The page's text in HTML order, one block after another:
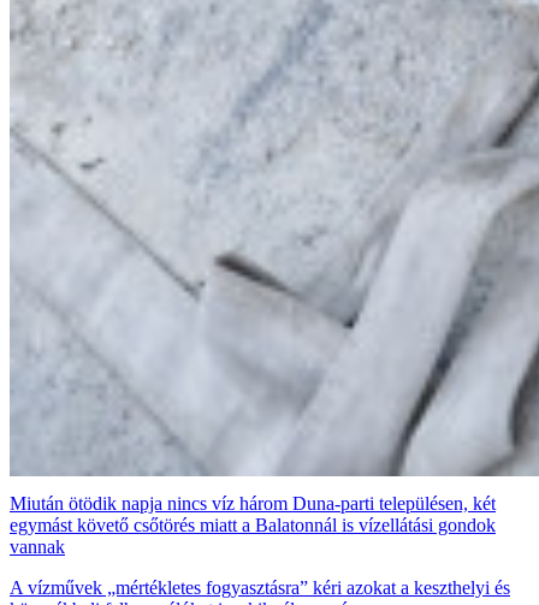
Miután ötödik napja nincs víz három Duna-parti településen, két
egymást követő csőtörés miatt a Balatonnál is vízellátási gondok
vannak
A vízművek „mértékletes fogyasztásra” kéri azokat a keszthelyi és